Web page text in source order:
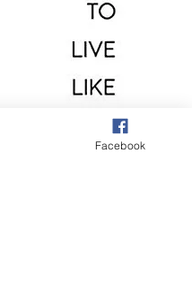
Facebook